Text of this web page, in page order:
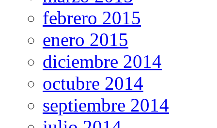
febrero 2015
enero 2015
diciembre 2014
octubre 2014
septiembre 2014